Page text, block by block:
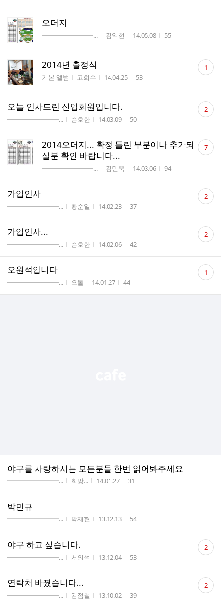
오더지
게시판명
━━━━━━━━... 작성자
김익현 작성시간
14.05.08 조회수
55
2014년 출정식
게시판명
기본 앨범 작성자
고희수 작성시간
14.04.25 조회수
53
댓
글 1
오늘 인사드린 신입회원입니다.
게시판명
━━━━━━━━... 작성자
손호한 작성시간
14.03.09 조회수
50
댓
글 2
2014오더지... 확정 틀린 부분이나 추가되
실분 확인 바랍니다...
게시판명
━━━━━━━━... 작성자
김민욱 작성시간
14.03.06 조회수
94
댓
글 7
가입인사
게시판명
━━━━━━━━... 작성자
황순일 작성시간
14.02.23 조회수
37
댓
글 2
가입인사...
게시판명
━━━━━━━━... 작성자
손호한 작성시간
14.02.06 조회수
42
댓
글 2
오원석입니다
게시판명
━━━━━━━━... 작성자
오돌 작성시간
14.01.27 조회수
44
댓
글 1
야구를 사랑하시는 모든분들 한번 읽어봐주세요
게시판명
━━━━━━━━... 작성자
희망... 작성시간
14.01.27 조회수
31
박민규
게시판명
━━━━━━━━... 작성자
박재현 작성시간
13.12.13 조회수
54
야구 하고 싶습니다.
게시판명
━━━━━━━━... 작성자
서의석 작성시간
13.12.04 조회수
53
댓
글 2
연락처 바꿨습니다...
게시판명
━━━━━━━━... 작성자
김점철 작성시간
13.10.02 조회수
39
댓
글 2